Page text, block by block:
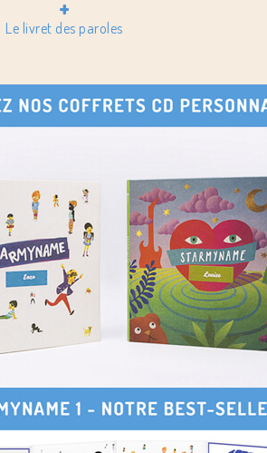
+
Le livret des paroles